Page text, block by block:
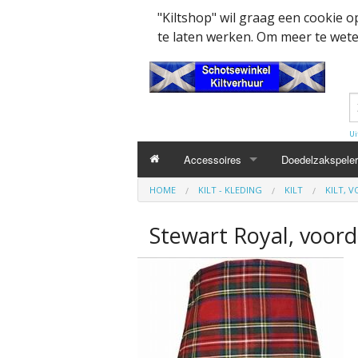
"Kiltshop" wil graag een cookie
te laten werken. Om meer te
Accessoires
Kleding accesssoires Belt
MacPowder
Buckle
Cap Badges
Flashes
Collector items en CuriosaCap Badges
Militairy
Wapenschild
Decoratie
Doedelzak - Piper - muziek
Mondkapjes
Doedelzakspeler
HOME KILT - KLEDING KILT KILT,
Stewart Royal,